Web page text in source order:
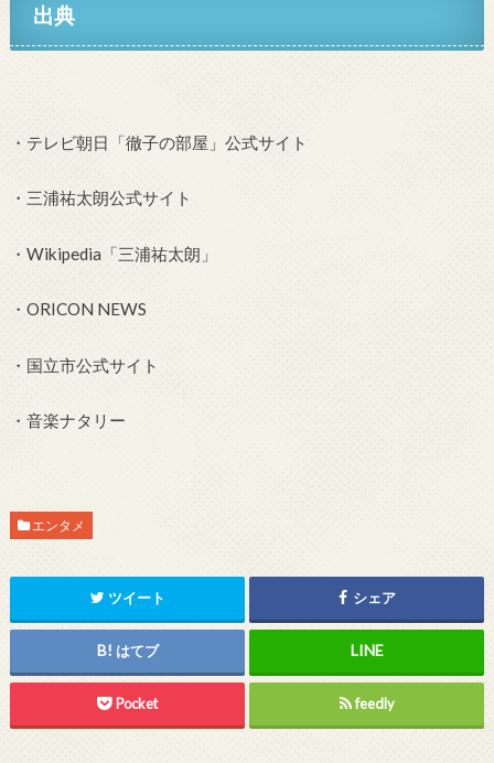
出典
・テレビ朝日「徹子の部屋」公式サイト
・三浦祐太朗公式サイト
・Wikipedia「三浦祐太朗」
・ORICON NEWS
・国立市公式サイト
・音楽ナタリー
エンタメ
ツイート シェア
はてブ
Pocket feedly